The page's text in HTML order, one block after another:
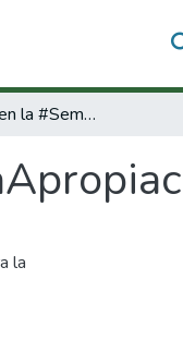
Acompáñanos en la #SemanaDeLaApropiación
la